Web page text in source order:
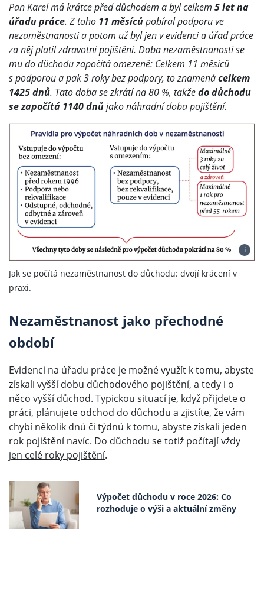
Pan Karel má krátce před důchodem a byl celkem 5 let na
úřadu práce. Z toho 11 měsícůpobíral podporu ve
nezaměstnanosti a potom už byl jen v evidenci a úřad práce
za něj platil zdravotní pojištění. Doba nezaměstnanosti se
mu do důchodu započítá omezeně: Celkem 11 měsíců
s podporou a pak 3 roky bez podpory, to znamenácelkem
1425 dnů. Tato doba se zkrátí na 80 %, takžedo důchodu
se započítá 1140 dnůjako náhradní doba pojištění.
i
Jak se počítá nezaměstnanost do důchodu: dvojí krácení v
praxi.
Nezaměstnanost jako přechodné
období
Evidenci na úřadu práce je možné využít k tomu, abyste
získali vyšší dobu důchodového pojištění, a tedy i o
něco vyšší důchod. Typickou situací je, když přijdete o
práci, plánujete odchod do důchodu a zjistíte, že vám
chybí několik dnů či týdnů k tomu, abyste získali jeden
rok pojištění navíc. Do důchodu se totiž počítají vždy
jen celé roky pojištění.
Výpočet důchodu v roce 2026: Co
rozhoduje o výši a aktuální změny